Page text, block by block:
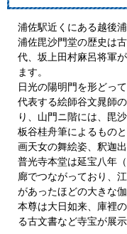
浦佐駅近くにある越後浦
浦佐毘沙門堂の歴史は
代、坂上田村麻呂将軍
ます。
日光の陽明門を形どっ
代表する絵師谷文晁師
り、山門ニ階には、毘
板谷桂舟筆によるもの
画天女の舞絵姿、釈迦
普光寺本堂は延宝八年
廊でつながっており、
があったほどの大きな伽
本尊は大日如来、庫裡
る古文書など寺宝が展